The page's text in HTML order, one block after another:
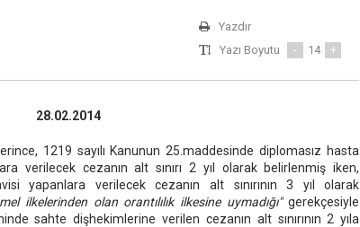
Yazdır
Yazı Boyutu
- 14 +
28.02.2014
1219 sayılı Kanunun 25.maddesinde diplomasız hasta
verilecek cezanın alt sınırı 2 yıl olarak belirlenmiş iken,
yapanlara verilecek cezanın alt sınırının 3 yıl olarak
ilkelerinden olan orantılılık ilkesine uymadığı"gerekçesiyle
sahte dişhekimlerine verilen cezanın alt sınırının 2 yıla